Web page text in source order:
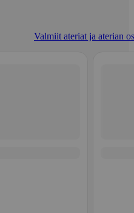
Valmiit ateriat ja aterian